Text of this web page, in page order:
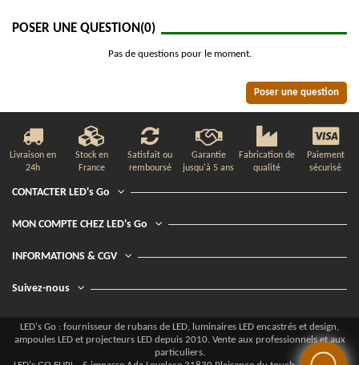
POSER UNE QUESTION(0)
Pas de questions pour le moment.
Poser une question
Livraison en
24h
Stock en
France
Satisfait ou
remboursé
Garantie
jusqu'à 5 ans
Fabrication de
qualité
Paiement
sécurisé
CONTACTER LED's Go
MON COMPTE CHEZ LED's Go
INFORMATIONS & CGV
Suivez-nous
LED's Go : fournisseur de rubans de LED, luminaires LED encastrés et design,
ampoules LED et projecteurs LED depuis 2010. Vente aux professionnels et aux
particuliers.